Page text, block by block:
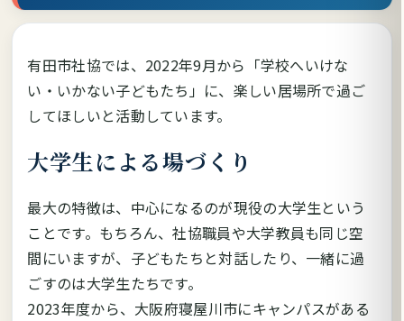
有田市社協では、2022年9月から「学校へいけな
い・いかない子どもたち」に、楽しい居場所で過ご
してほしいと活動しています。
大学生による場づくり
最大の特徴は、中心になるのが現役の大学生という
ことです。もちろん、社協職員や大学教員も同じ空
間にいますが、子どもたちと対話したり、一緒に過
ごすのは大学生たちです。
2023年度から、大阪府寝屋川市にキャンパスがある